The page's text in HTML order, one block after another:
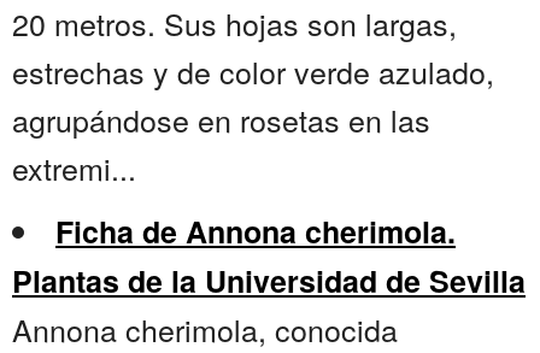
20 metros. Sus hojas son largas,
estrechas y de color verde azulado,
agrupándose en rosetas en las
extremi...
Ficha de Annona cherimola.
Plantas de la Universidad de Sevilla
Annona cherimola, conocida